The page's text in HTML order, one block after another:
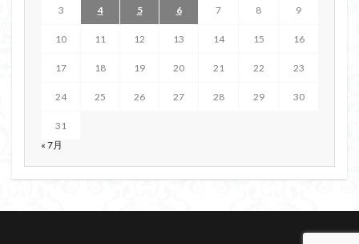
3 4 5 6 7 8 9
10 11 12 13 14 15 16
17 18 19 20 21 22 23
24 25 26 27 28 29 30
31
« 7月